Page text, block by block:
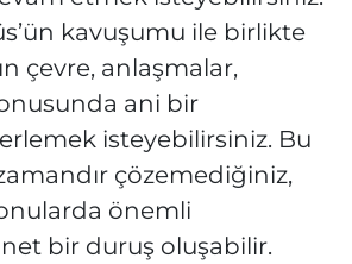
kavuşumu ile birlikte
çevre, anlaşmalar,
ani bir
isteyebilirsiniz. Bu
çözemediğiniz,
önemli
net bir duruş oluşabilir.